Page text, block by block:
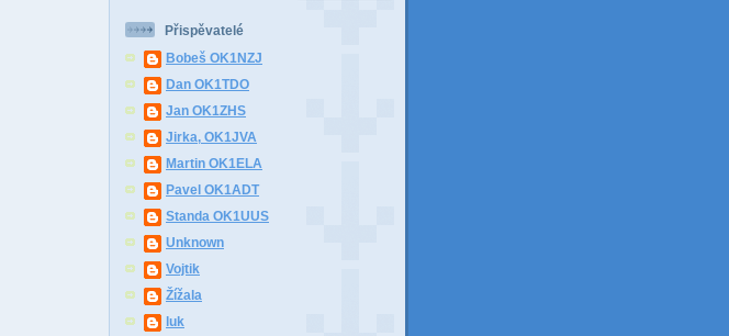
Přispěvatelé
Bobeš OK1NZJ
Dan OK1TDO
Jan OK1ZHS
Jirka, OK1JVA
Martin OK1ELA
Pavel OK1ADT
Standa OK1UUS
Unknown
Vojtik
Žížala
luk